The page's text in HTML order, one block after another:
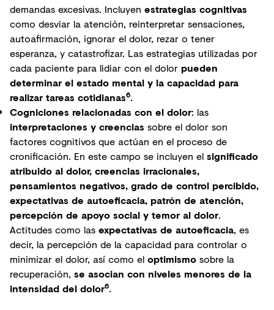
demandas excesivas. Incluyen estrategias cognitivas
como desviar la atención, reinterpretar sensaciones,
autoafirmación, ignorar el dolor, rezar o tener
esperanza, y catastrofizar. Las estrategias utilizadas por
cada paciente para lidiar con el dolor pueden
determinar el estado mental y la capacidad para
realizar tareas cotidianas6.
Cogniciones relacionadas con el dolor: las
interpretaciones y creencias sobre el dolor son
factores cognitivos que actúan en el proceso de
cronificación. En este campo se incluyen el significado
atribuido al dolor, creencias irracionales,
pensamientos negativos, grado de control percibido,
expectativas de autoeficacia, patrón de atención,
percepción de apoyo social y temor al dolor.
Actitudes como las expectativas de autoeficacia, es
decir, la percepción de la capacidad para controlar o
minimizar el dolor, así como el optimismo sobre la
recuperación, se asocian con niveles menores de la
intensidad del dolor6.